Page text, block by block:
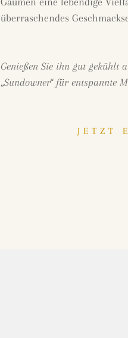
überraschendes
Genießen Sie ihn gut gekühlt
„Sundowner“ für entspannte
JETZT